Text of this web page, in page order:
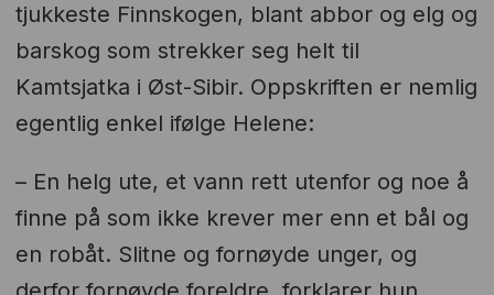
tjukkeste Finnskogen, blant abbor og elg og
barskog som strekker seg helt til
Kamtsjatka i Øst-Sibir. Oppskriften er nemlig
egentlig enkel ifølge Helene:
– En helg ute, et vann rett utenfor og noe å
finne på som ikke krever mer enn et bål og
en robåt. Slitne og fornøyde unger, og